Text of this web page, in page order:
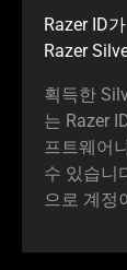
Razer ID
Razer
획득한
는 Razer
프트웨어
수 있습니
으로 계정